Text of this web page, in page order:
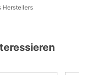
Herstellers